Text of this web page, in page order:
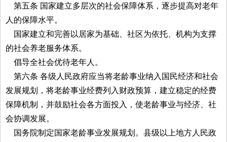
第五条 国家建立多层次的社会保障体系，逐步提高对老年
人的保障水平。
国家建立和完善以居家为基础、社区为依托、机构为支撑
的社会养老服务体系。
倡导全社会优待老年人。
第六条 各级人民政府应当将老龄事业纳入国民经济和社会
发展规划，将老龄事业经费列入财政预算，建立稳定的经费
保障机制，并鼓励社会各方面投入，使老龄事业与经济、社
会协调发展。
国务院制定国家老龄事业发展规划。县级以上地方人民政